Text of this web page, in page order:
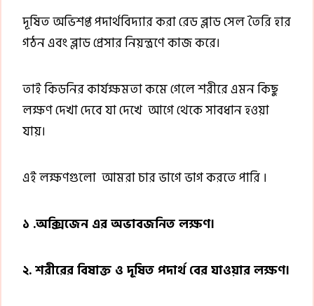
দূষিত অভিশপ্ত পদার্থবিদ্যার করা রেড ব্লাড সেল তৈরি হার
গঠন এবং ব্লাড প্রেসার নিয়ন্ত্রণে কাজ করে।
তাই কিডনির কার্যক্ষমতা কমে গেলে শরীরে এমন কিছু
লক্ষণ দেখা দেবে যা দেখে আগে থেকে সাবধান হওয়া
যায়।
এই লক্ষণগুলো আমরা চার ভাগে ভাগ করতে পারি ।
১ .অক্সিজেন এর অভাবজনিত লক্ষণ।
২. শরীরের বিষাক্ত ও দূষিত পদার্থ বের যাওয়ার লক্ষণ।